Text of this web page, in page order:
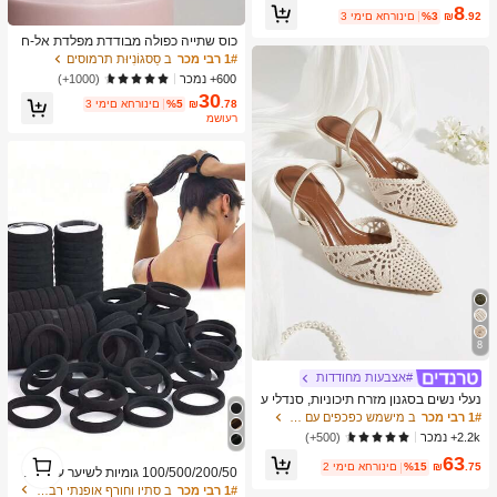
שיעור גבוה של לקוחות חוזרים
₪8.92
%3 3 ימים אחרונים
8
#אצבעות מחודדות
נעלי נשים בסגנון מזרח תיכוניות, סנדלי ע
קב גבוהים עם גב מחודד וארוגים בצבע
משמש, תלבושות קיץ
1# רבי מכר
2.2k+ נמכר
(500+)
₪63.75
%15 2 ימים אחרונים
כוס שתייה כפולה מבודדת מפלדת אל-ח
לד 316, בקבוק ספורט 2 ב-1 נייד איכותי
לסטודנטים, בקבוק מים לבית הספר או ל
קמפינג
1# רבי מכר
ב סַסגוֹנִיוּת תרמוסים
600+ נמכר
(1000+)
₪30.78
%5
3 ימים אחרונים
משוער
100/500/200/50 גומיות לשיער עבותות
לנשים בשחור, מינימליסטיות אופנתיות,
1# רבי מכר